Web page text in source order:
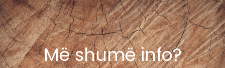
Më shumë info?